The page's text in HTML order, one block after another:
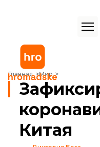
Главная Мир
Зафиксировали вторую
Китая